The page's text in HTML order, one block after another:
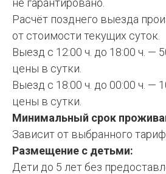
не гарантировано.
Расчёт позднего выезда
от стоимости текущих суток.
Выезд с 12:00 ч. до 18:00 ч. —
цены в сутки.
Выезд с 18:00 ч. до 00:00 ч. —
цены в сутки.
Минимальный срок
Зависит от выбранного
Размещение с детьми:
Дети до 5 лет без